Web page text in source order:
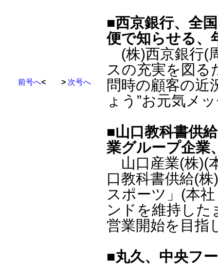
前号へ< > 次号へ
■西京銀行、全
便で知らせる、
(株)西京銀行(
スの充実を図る
問時の顧客の近
ょう”お元気メ
■山口教科書供
業グループ企業
山口産業(株)(
口教科書供給(
スポーツ」(本
ンドを維持した
営業開始を目指
■丸久、中央フ